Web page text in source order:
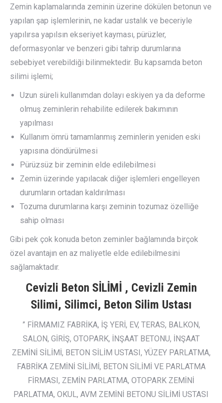
Zemin kaplamalarında zeminin üzerine dökülen betonun ve
yapılan şap işlemlerinin, ne kadar ustalık ve beceriyle
yapılırsa yapılsın ekseriyet kayması, pürüzler,
deformasyonlar ve benzeri gibi tahrip durumlarına
sebebiyet verebildiği bilinmektedir. Bu kapsamda beton
silimi işlemi;
Uzun süreli kullanımdan dolayı eskiyen ya da deforme
olmuş zeminlerin rehabilite edilerek bakımının
yapılması
Kullanım ömrü tamamlanmış zeminlerin yeniden eski
yapısına döndürülmesi
Pürüzsüz bir zeminin elde edilebilmesi
Zemin üzerinde yapılacak diğer işlemleri engelleyen
durumların ortadan kaldırılması
Tozuma durumlarına karşı zeminin tozumaz özelliğe
sahip olması
Gibi pek çok konuda beton zeminler bağlamında birçok
özel avantajın en az maliyetle elde edilebilmesini
sağlamaktadır.
Cevizli Beton SİLİMİ , Cevizli Zemin
Silimi, Silimci, Beton Silim Ustası
” FİRMAMIZ FABRİKA, İŞ YERİ, EV, TERAS, BALKON,
SALON, GİRİŞ, OTOPARK, İNŞAAT BETONU, İNŞAAT
ZEMİNİ SİLİMİ, BETON SİLİM USTASI, YÜZEY PARLATMA,
FABRİKA ZEMİNİ SİLİMİ, BETON SİLİMİ VE PARLATMA
FİRMASI, ZEMİN PARLATMA, OTOPARK ZEMİNİ
PARLATMA, OKUL, AVM ZEMİNİ BETONU SİLİMİ USTASI